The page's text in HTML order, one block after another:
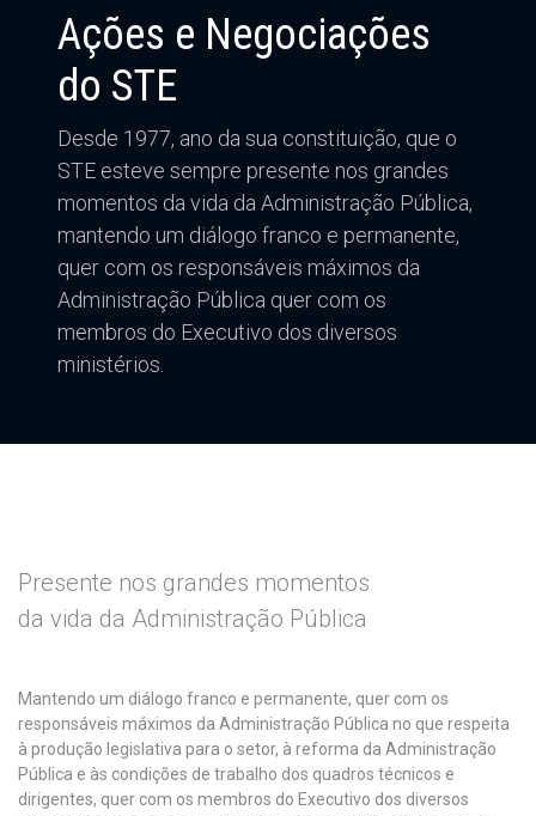
Ações e Negociações
do STE
Desde 1977, ano da sua constituição, que o
STE esteve sempre presente nos grandes
momentos da vida da Administração Pública,
mantendo um diálogo franco e permanente,
quer com os responsáveis máximos da
Administração Pública quer com os
membros do Executivo dos diversos
ministérios.
Presente nos grandes momentos
da vida da Administração Pública
Mantendo um diálogo franco e permanente, quer com os
responsáveis máximos da Administração Pública no que respeita
à produção legislativa para o setor, à reforma da Administração
Pública e às condições de trabalho dos quadros técnicos e
dirigentes, quer com os membros do Executivo dos diversos